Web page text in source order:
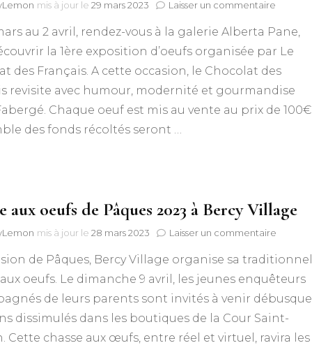
mis à jour le 29 mars 2023 Laisser un commentaire
« 100
oeufs,
artistes »,
par
au 2 avril, rendez-vous à la galerie Alberta Pane,
la 1ère exposition d’oeufs organisée par Le
des Français. A cette occasion, le Chocolat des
revisite avec humour, modernité et gourmandise
Chaque oeuf est mis au vente au prix de
des fonds récoltés seront …
aux oeufs de Pâques 2023 à Bercy Village
mis à jour le 28 mars 2023 Laisser un commentaire
aux
oeufs
Pâques
2023
Bercy
de Pâques, Bercy Village organise sa
oeufs. Le dimanche 9 avril, les jeunes enquêteurs
de leurs parents sont invités à venir
dissimulés dans les boutiques de la Cour Saint-
Cette chasse aux œufs, entre réel et virtuel, ravira les